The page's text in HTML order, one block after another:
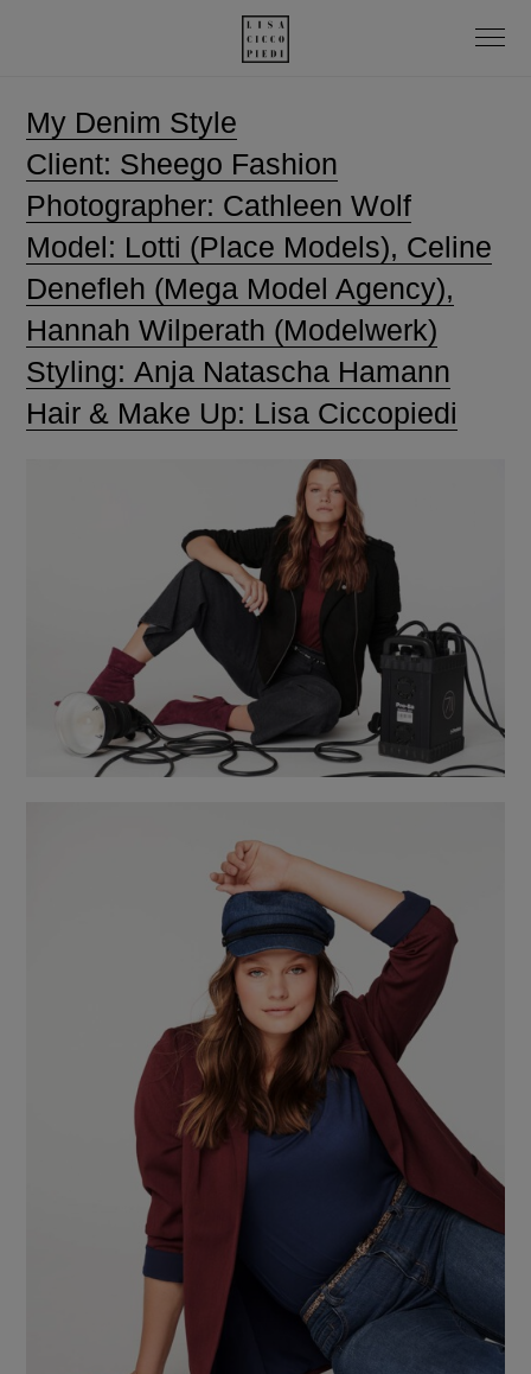
My Denim Style
Client: Sheego Fashion
Photographer: Cathleen Wolf
Model: Lotti (Place Models), Celine
Denefleh (Mega Model Agency),
Hannah Wilperath (Modelwerk)
Styling: Anja Natascha Hamann
Hair & Make Up: Lisa Ciccopiedi